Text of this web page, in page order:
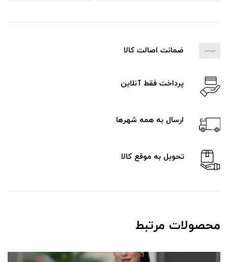
ضمانت اصالت کالا
پرداخت فقط آنلاین
ارسال به همه شهرها
تحویل به موقع کالا
محصولات مرتبط